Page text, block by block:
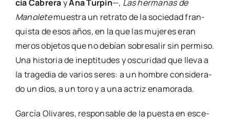
cia Cabre­rayAna Tur­pin—, Las her­ma­nas de
Mano­le­temues­tra un retra­to de la socie­dad fran­
quis­ta de esos años, en la que las muje­res eran
meros obje­tos que no debían sobre­sa­lir sin per­mi­so.
Una his­to­ria de inep­ti­tu­des y oscu­ri­dad que lle­va a
la tra­ge­dia de varios seres: a un hom­bre con­si­de­ra­
do un dios, a un toro y a una actriz ena­mo­ra­da.
Gar­cía Oli­va­res, res­pon­sa­ble de la pues­ta en esce­